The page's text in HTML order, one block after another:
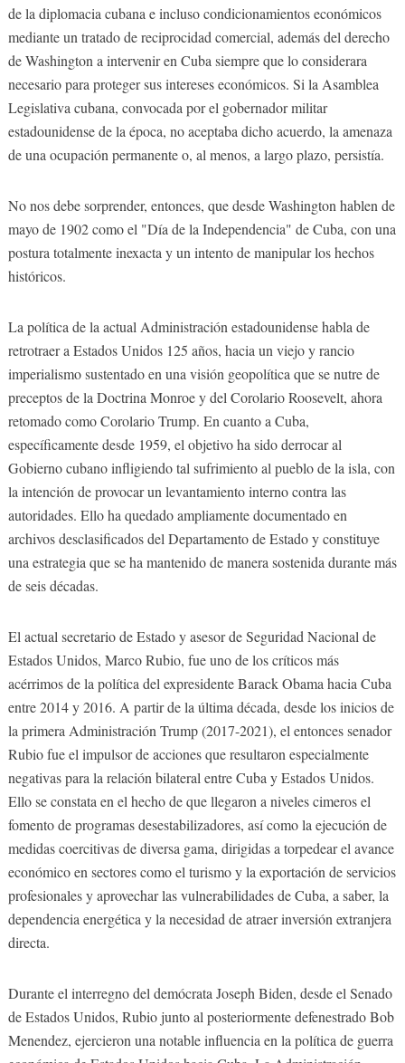
de la diplomacia cubana e incluso condicionamientos económicos
mediante un tratado de reciprocidad comercial, además del derecho
de Washington a intervenir en Cuba siempre que lo considerara
necesario para proteger sus intereses económicos. Si la Asamblea
Legislativa cubana, convocada por el gobernador militar
estadounidense de la época, no aceptaba dicho acuerdo, la amenaza
de una ocupación permanente o, al menos, a largo plazo, persistía.
No nos debe sorprender, entonces, que desde Washington hablen de
mayo de 1902 como el "Día de la Independencia" de Cuba, con una
postura totalmente inexacta y un intento de manipular los hechos
históricos.
La política de la actual Administración estadounidense habla de
retrotraer a Estados Unidos 125 años, hacia un viejo y rancio
imperialismo sustentado en una visión geopolítica que se nutre de
preceptos de la Doctrina Monroe y del Corolario Roosevelt, ahora
retomado como Corolario Trump. En cuanto a Cuba,
específicamente desde 1959, el objetivo ha sido derrocar al
Gobierno cubano infligiendo tal sufrimiento al pueblo de la isla, con
la intención de provocar un levantamiento interno contra las
autoridades. Ello ha quedado ampliamente documentado en
archivos desclasificados del Departamento de Estado y constituye
una estrategia que se ha mantenido de manera sostenida durante más
de seis décadas.
El actual secretario de Estado y asesor de Seguridad Nacional de
Estados Unidos, Marco Rubio, fue uno de los críticos más
acérrimos de la política del expresidente Barack Obama hacia Cuba
entre 2014 y 2016. A partir de la última década, desde los inicios de
la primera Administración Trump (2017-2021), el entonces senador
Rubio fue el impulsor de acciones que resultaron especialmente
negativas para la relación bilateral entre Cuba y Estados Unidos.
Ello se constata en el hecho de que llegaron a niveles cimeros el
fomento de programas desestabilizadores, así como la ejecución de
medidas coercitivas de diversa gama, dirigidas a torpedear el avance
económico en sectores como el turismo y la exportación de servicios
profesionales y aprovechar las vulnerabilidades de Cuba, a saber, la
dependencia energética y la necesidad de atraer inversión extranjera
directa.
Durante el interregno del demócrata Joseph Biden, desde el Senado
de Estados Unidos, Rubio junto al posteriormente defenestrado Bob
Menendez, ejercieron una notable influencia en la política de guerra